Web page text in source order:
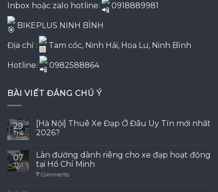
Inbox hoặc zalo hotline: 0918889981
BIKEPLUS NINH BÌNH
Địa chỉ : Tam cốc, Ninh Hải, Hoa Lư, Ninh Bình
Hotline: 0982588864
BÀI VIẾT ĐÁNG CHÚ Ý
29
Th6
[Hà Nội] Thuê Xe Đạp Ở Đâu Uy Tín mới nhất
2026?
07
Th1
Làn đường dành riêng cho xe đạp hoạt động
tại Hồ Chí Minh
7 Comments